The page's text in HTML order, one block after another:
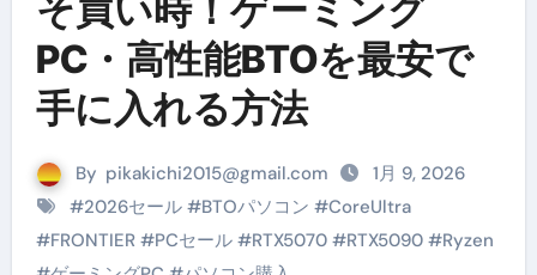
そ買い時！ゲーミング
PC・高性能BTOを最安で
手に入れる方法
By pikakichi2015@gmail.com
1月 9, 2026
#2026セール#BTOパソコン #CoreUltra
#FRONTIER#PCセール#RTX5070#RTX5090#Ryzen